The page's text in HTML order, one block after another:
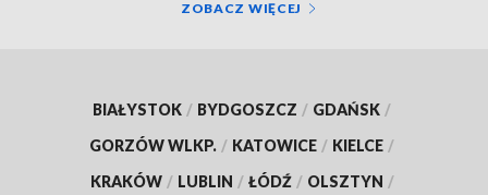
ZOBACZ WIĘCEJ
BIAŁYSTOK / BYDGOSZCZ / GDAŃSK /
GORZÓW WLKP. / KATOWICE / KIELCE /
KRAKÓW / LUBLIN / ŁÓDŹ / OLSZTYN /